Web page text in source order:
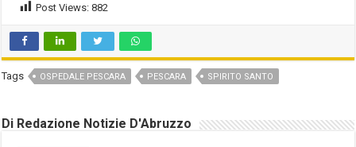
Post Views: 882
Tags OSPEDALE PESCARA PESCARA SPIRITO SANTO
Di Redazione Notizie D'Abruzzo